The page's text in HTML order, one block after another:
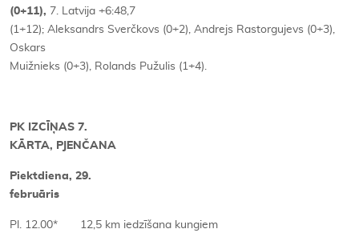
(0+11), 7. Latvija +6:48,7
(1+12); Aleksandrs Sverčkovs (0+2), Andrejs Rastorgujevs (0+3),
Oskars
Muižnieks (0+3), Rolands Pužulis (1+4).
PK IZCĪŅAS 7.
KĀRTA, PJENČANA
Piektdiena, 29.
februāris
Pl. 12.00* 12,5 km iedzīšana kungiem